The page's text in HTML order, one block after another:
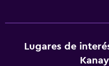
Lugares de